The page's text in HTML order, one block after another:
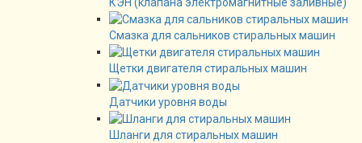
Смазка для сальников стиральных машин
Щетки двигателя стиральных машин
Датчики уровня воды
Шланги для стиральных машин